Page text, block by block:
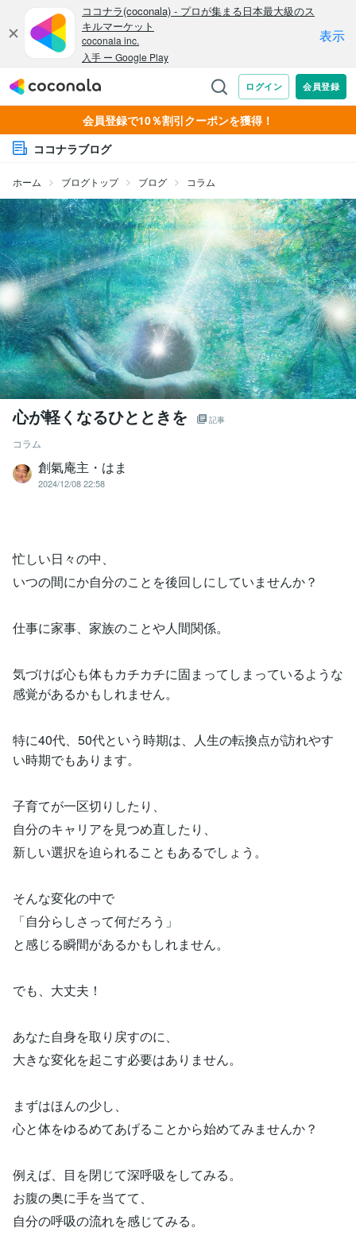
会員登録で10％割引クーポンを獲得！
ココナラブログ
ホーム ブログトップ ブログ コラム
心が軽くなるひとときを 記事
コラム
創氣庵主・はま
2024/12/08 22:58
忙しい日々の中、
いつの間にか自分のことを後回しにしていませんか？
仕事に家事、家族のことや人間関係。
気づけば心も体もカチカチに固まってしまっているような
感覚があるかもしれません。
特に40代、50代という時期は、人生の転換点が訪れやす
い時期でもあります。
子育てが一区切りしたり、
自分のキャリアを見つめ直したり、
新しい選択を迫られることもあるでしょう。
そんな変化の中で
「自分らしさって何だろう」
と感じる瞬間があるかもしれません。
でも、大丈夫！
あなた自身を取り戻すのに、
大きな変化を起こす必要はありません。
まずはほんの少し、
心と体をゆるめてあげることから始めてみませんか？
例えば、目を閉じて深呼吸をしてみる。
お腹の奥に手を当てて、
自分の呼吸の流れを感じてみる。